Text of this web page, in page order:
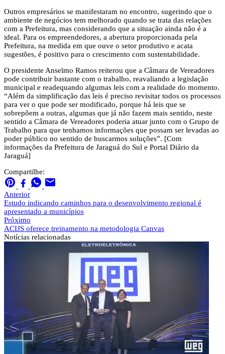
Outros empresários se manifestaram no encontro, sugerindo que o
ambiente de negócios tem melhorado quando se trata das relações
com a Prefeitura, mas considerando que a situação ainda não é a
ideal. Para os empreendedores, a abertura proporcionada pela
Prefeitura, na medida em que ouve o setor produtivo e acata
sugestões, é positivo para o crescimento com sustentabilidade.
O presidente Anselmo Ramos reiterou que a Câmara de Vereadores
pode contribuir bastante com o trabalho, reavaliando a legislação
municipal e readequando algumas leis com a realidade do momento.
“Além da simplificação das leis é preciso revisitar todos os processos
para ver o que pode ser modificado, porque há leis que se
sobrepõem a outras, algumas que já não fazem mais sentido, neste
sentido a Câmara de Vereadores poderia atuar junto com o Grupo de
Trabalho para que tenhamos informações que possam ser levadas ao
poder público no sentido de buscarmos soluções”. [Com
informações da Prefeitura de Jaraguá do Sul e Portal Diário da
Jaraguá]
Compartilhe:
Anterior
Estudo indicando caminhos para o desenvolvimento regional é
apresentado a municípios
Próximo
ACIJS oferece treinamento na metodologia Canvas
Notícias relacionadas